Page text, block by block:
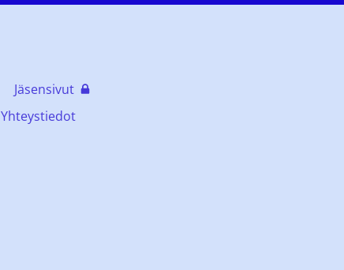
Jäsensivut
Yhteystiedot